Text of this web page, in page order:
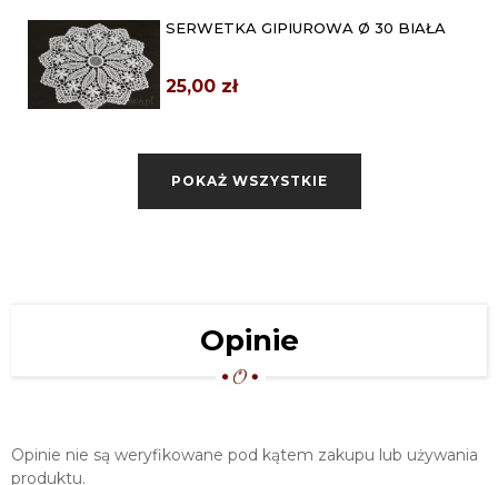
SERWETKA GIPIUROWA Ø 30 BIAŁA
25,00 zł
35,00 zł
40 BIAŁA (WZ96)
35,00 zł
POKAŻ WSZYSTKIE
Opinie
Opinie nie są weryfikowane pod kątem zakupu lub używania
produktu.